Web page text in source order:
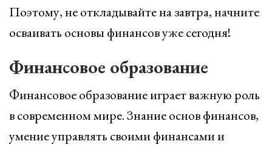
Поэтому, не откладывайте на завтра, начните
осваивать основы финансов уже сегодня!
Финансовое образование
Финансовое образование играет важную роль
в современном мире. Знание основ финансов,
умение управлять своими финансами и